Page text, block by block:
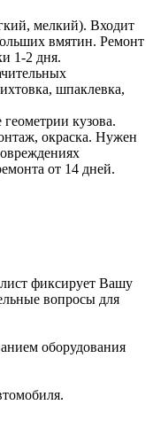
мелкий). Входит
вмятин. Ремонт
1-2 дня.
шпаклевка,
кузова.
окраска. Нужен
от 14 дней.
фиксирует Вашу
вопросы для
оборудования